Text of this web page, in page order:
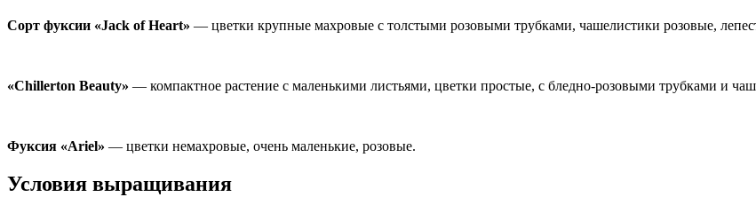
Сорт фуксии «Jack of Heart» — цветки крупные махровые с толстыми розовыми трубками, чашелистики розовые,
«Chillerton Beauty» — компактное растение с маленькими листьями, цветки простые, с бледно-розовыми трубками и
Фуксия «Ariel» — цветки немахровые, очень маленькие, розовые.
Условия выращивания